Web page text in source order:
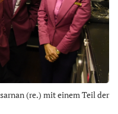
(re.) mit einem Teil der